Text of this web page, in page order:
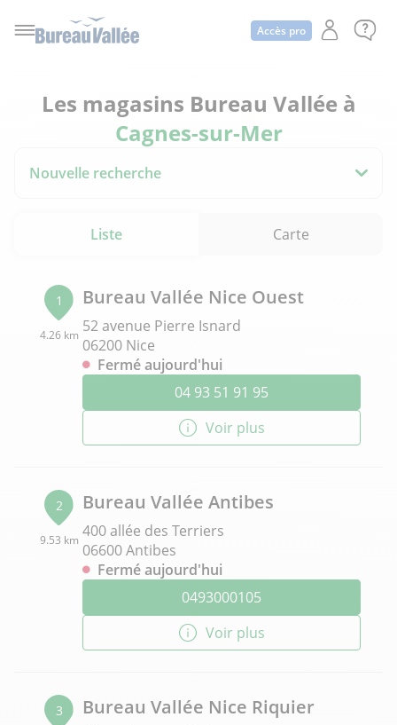
Accès pro
Les magasins Bureau Vallée à
Cagnes-sur-Mer
Nouvelle recherche
Liste Carte
1
4.26 km
Bureau Vallée Nice Ouest
52 avenue Pierre Isnard
06200 Nice
Fermé aujourd'hui
04 93 51 91 95
Voir plus
2
9.53 km
Bureau Vallée Antibes
400 allée des Terriers
06600 Antibes
Fermé aujourd'hui
0493000105
Voir plus
3 Bureau Vallée Nice Riquier